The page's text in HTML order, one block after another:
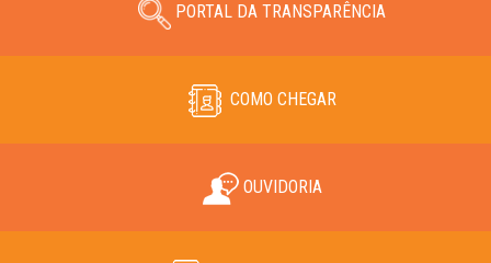
PORTAL DA TRANSPARÊNCIA
COMO CHEGAR
OUVIDORIA